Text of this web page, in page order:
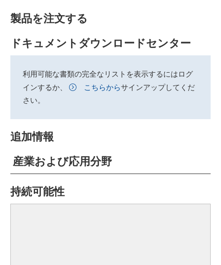
製品を注文する
ドキュメントダウンロードセンター
利用可能な書類の完全なリストを表示するにはログ
インするか、
こちらからサインアップしてくだ
さい。
追加情報
産業および応用分野
持続可能性